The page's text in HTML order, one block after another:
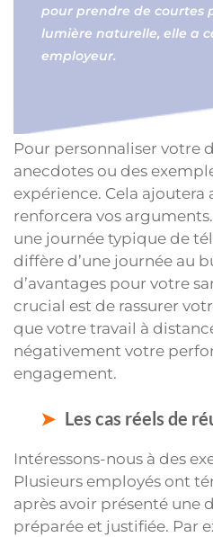
pour prendre de courtes
lumière naturelle, elle a
employeur.
Pour personnaliser votre
anecdotes ou des
expérience. Cela
renforcera vos
une journée typique de
diffère d’une journée au
d’avantages pour votre
crucial est de rassurer
que votre travail à
négativement votre
engagement.
Les cas réels de
Intéressons-nous à des
Plusieurs employés ont
après avoir présenté une
préparée et justifiée. Par